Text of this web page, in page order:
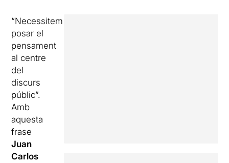
“Necessitem
posar el
pensament
al centre
del
discurs
públic”.
Amb
aquesta
frase
Juan
Carlos